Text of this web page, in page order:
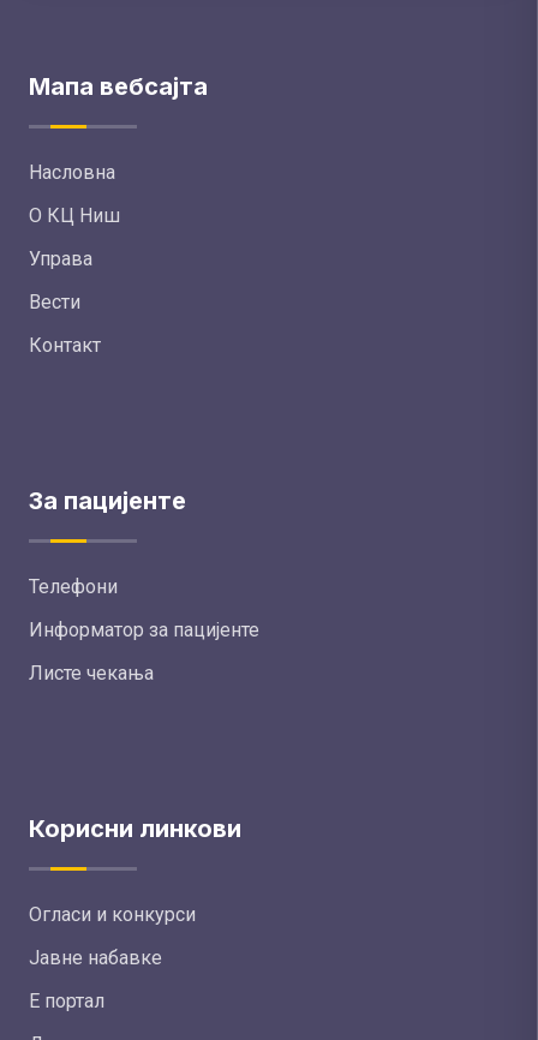
Мапа вебсајта
Насловна
О КЦ Ниш
Управа
Вести
Контакт
За пацијенте
Телефони
Информатор за пацијенте
Листе чекања
Корисни линкови
Огласи и конкурси
Јавне набавке
Е портал